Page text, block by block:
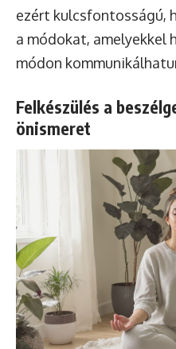
ezért kulcsfontosságú,
a módokat, amelyekkel
módon
Felkészülés a
önismeret